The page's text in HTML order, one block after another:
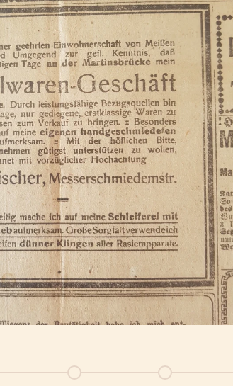
zu Element 2Gehe zu Element 3Gehe zu